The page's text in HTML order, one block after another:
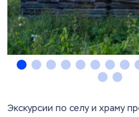
Экскурсии по селу и храму